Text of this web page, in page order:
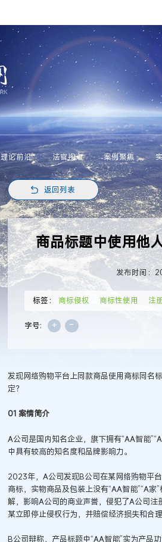
理论前沿 法官视点 案例聚焦
返回列表
商品标题中使用他
发布时间：
标签： 商标侵权 商标性使用 注
字号: + -
发现网络购物平台上同款商品使用商标同名
定？
01 案情简介
A公司是国内知名企业，旗下拥有“AA智能
中具有较高的知名度和品牌影响力。
2023年，A公司发现B公司在某网络购物平
商标，实物商品及包装上没有“AA智能”“A
解，影响A公司的商业声誉，侵犯了A公司
某立即停止侵权行为，并赔偿经济损失和合
B公司辩称，产品标题中“AA智能”实为产品